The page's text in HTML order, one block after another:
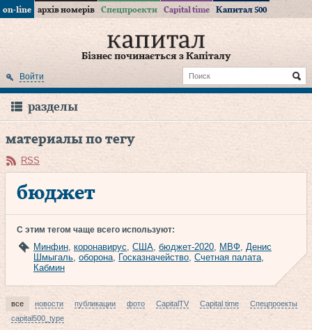
on-line архів номерів Спецпроекти Capital time Капитал 500
Бізнес починається з Капіталу
Войти
разделы
материалы по тегу
RSS
бюджет
С этим тегом чаще всего используют:
Минфин, коронавирус, США, бюджет-2020, МВФ, Денис
Шмыгаль, оборона, Госказначейство, Счетная палата,
Кабмин
все новости публикации фото CapitalTV Capital time
Спецпроекты
capital500_type